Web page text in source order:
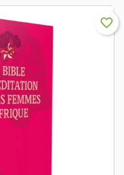
favorite_border